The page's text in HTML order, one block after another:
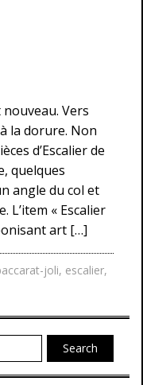
nouveau. Vers
la dorure. Non
d’Escalier de
quelques
angle du col et
L’item « Escalier
art […]
joli, escalier,
Search